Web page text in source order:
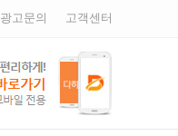
광고문의 고객센터